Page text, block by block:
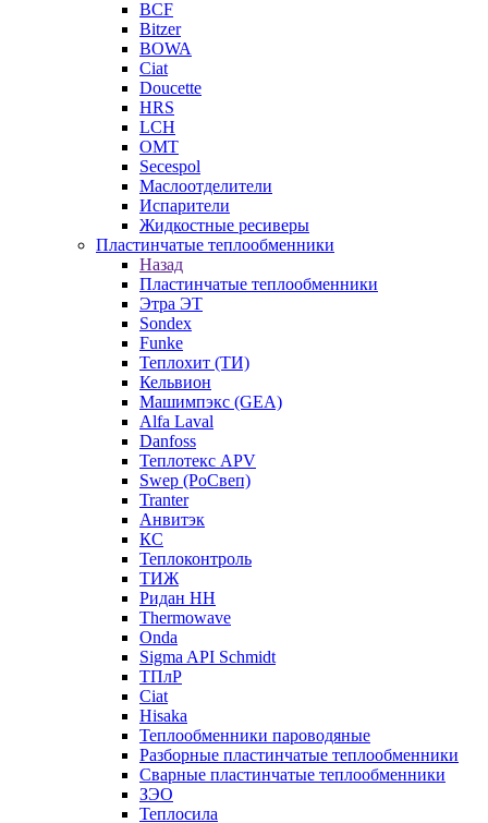
BCF
Bitzer
BOWA
Ciat
Doucette
HRS
LCH
OMT
Secespol
Маслоотделители
Испарители
Жидкостные ресиверы
Пластинчатые теплообменники
Назад
Пластинчатые теплообменники
Этра ЭТ
Sondex
Funke
Теплохит (ТИ)
Кельвион
Машимпэкс (GEA)
Alfa Laval
Danfoss
Теплотекс APV
Swep (РоСвеп)
Tranter
Анвитэк
КС
Теплоконтроль
ТИЖ
Ридан НН
Thermowave
Onda
Sigma API Schmidt
ТПлР
Ciat
Hisaka
Теплообменники пароводяные
Разборные пластинчатые теплообменники
Сварные пластинчатые теплообменники
ЗЭО
Теплосила